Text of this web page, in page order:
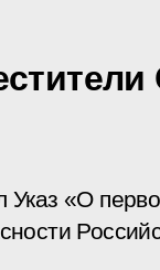
«О